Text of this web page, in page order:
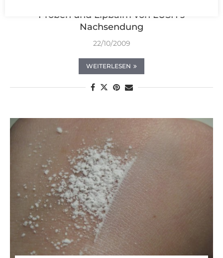
Proben und Lipbalm von LUSH’s
Nachsendung
22/10/2009
WEITERLESEN